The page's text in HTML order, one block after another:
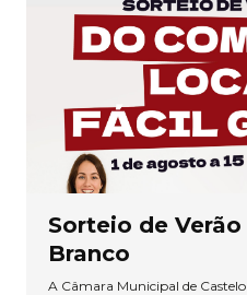
Sorteio de
Branco
A Câmara Municipal de